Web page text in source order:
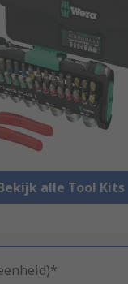
alle Tool Kits